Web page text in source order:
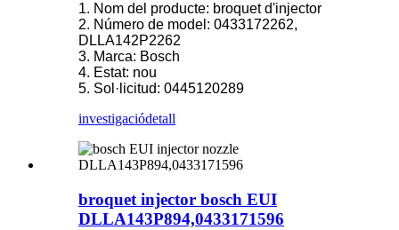
1. Nom del producte: broquet d'injector
2. Número de model: 0433172262,
DLLA142P2262
3. Marca: Bosch
4. Estat: nou
5. Sol·licitud: 0445120289
investigaciódetall
broquet injector bosch EUI
DLLA143P894,0433171596